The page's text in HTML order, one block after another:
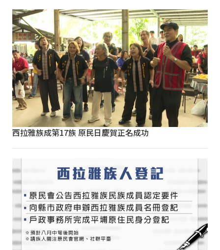
西拉雅族成第17族 原民日慶賀正名成功